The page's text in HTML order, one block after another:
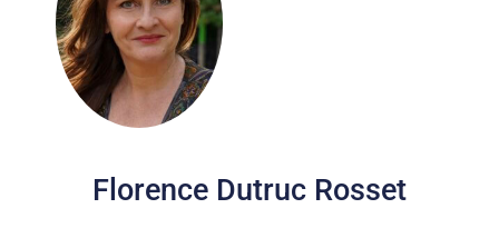
Florence Dutruc Rosset